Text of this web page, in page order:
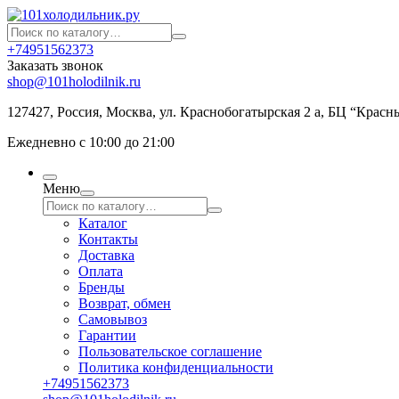
+74951562373
Заказать звонок
shop@101holodilnik.ru
127427, Россия, Москва, ул. Краснобогатырская 2 а, БЦ
Ежедневно с 10:00 до 21:00
Меню
Каталог
Контакты
Доставка
Оплата
Бренды
Возврат, обмен
Самовывоз
Гарантии
Пользовательское соглашение
Политика конфиденциальности
+74951562373